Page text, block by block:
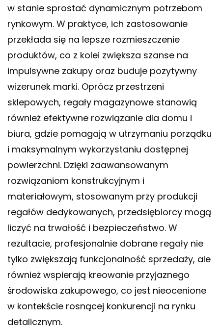
w stanie sprostać dynamicznym potrzebom
rynkowym. W praktyce, ich zastosowanie
przekłada się na lepsze rozmieszczenie
produktów, co z kolei zwiększa szanse na
impulsywne zakupy oraz buduje pozytywny
wizerunek marki. Oprócz przestrzeni
sklepowych, regały magazynowe stanowią
również efektywne rozwiązanie dla domu i
biura, gdzie pomagają w utrzymaniu porządku
i maksymalnym wykorzystaniu dostępnej
powierzchni. Dzięki zaawansowanym
rozwiązaniom konstrukcyjnym i
materiałowym, stosowanym przy produkcji
regałów dedykowanych, przedsiębiorcy mogą
liczyć na trwałość i bezpieczeństwo. W
rezultacie, profesjonalnie dobrane regały nie
tylko zwiększają funkcjonalność sprzedaży, ale
również wspierają kreowanie przyjaznego
środowiska zakupowego, co jest nieocenione
w kontekście rosnącej konkurencji na rynku
detalicznym.